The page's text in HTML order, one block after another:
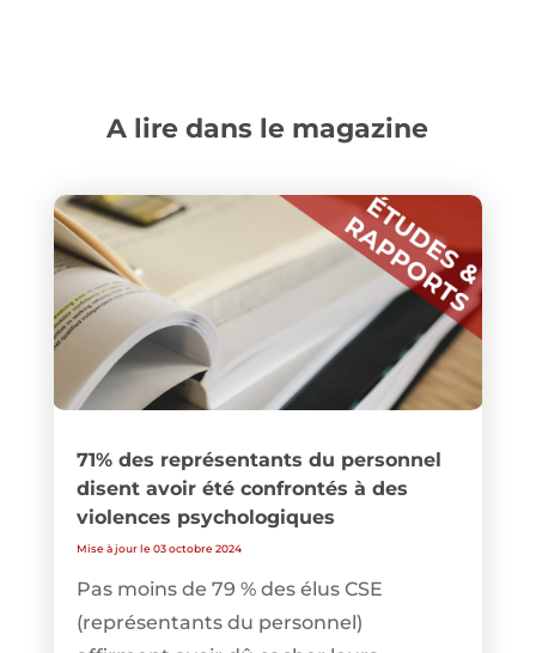
A lire dans le magazine
71% des représentants du personnel
disent avoir été confrontés à des
violences psychologiques
Mise à jour le 03 octobre 2024
Pas moins de 79 % des élus CSE
(représentants du personnel)